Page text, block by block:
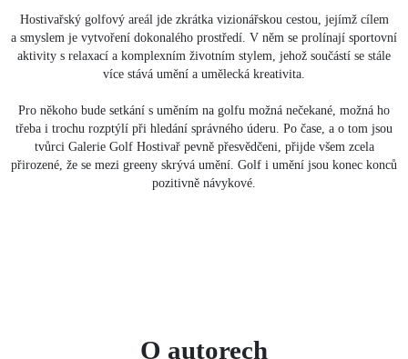
Hostivařský golfový areál jde zkrátka vizionářskou cestou, jejímž cílem
a smyslem je vytvoření dokonalého prostředí. V něm se prolínají sportovní
aktivity s relaxací a komplexním životním stylem, jehož součástí se stále
více stává umění a umělecká kreativita.
Pro někoho bude setkání s uměním na golfu možná nečekané, možná ho
třeba i trochu rozptýlí při hledání správného úderu. Po čase, a o tom jsou
tvůrci Galerie Golf Hostivař pevně přesvědčeni, přijde všem zcela
přirozené, že se mezi greeny skrývá umění. Golf i umění jsou konec konců
pozitivně návykové.
O autorech